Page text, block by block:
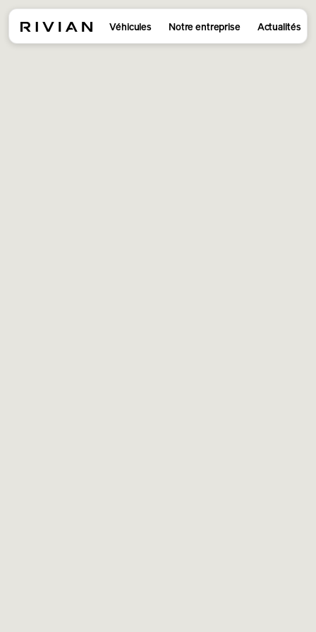
Véhicules Notre entreprise Actualités